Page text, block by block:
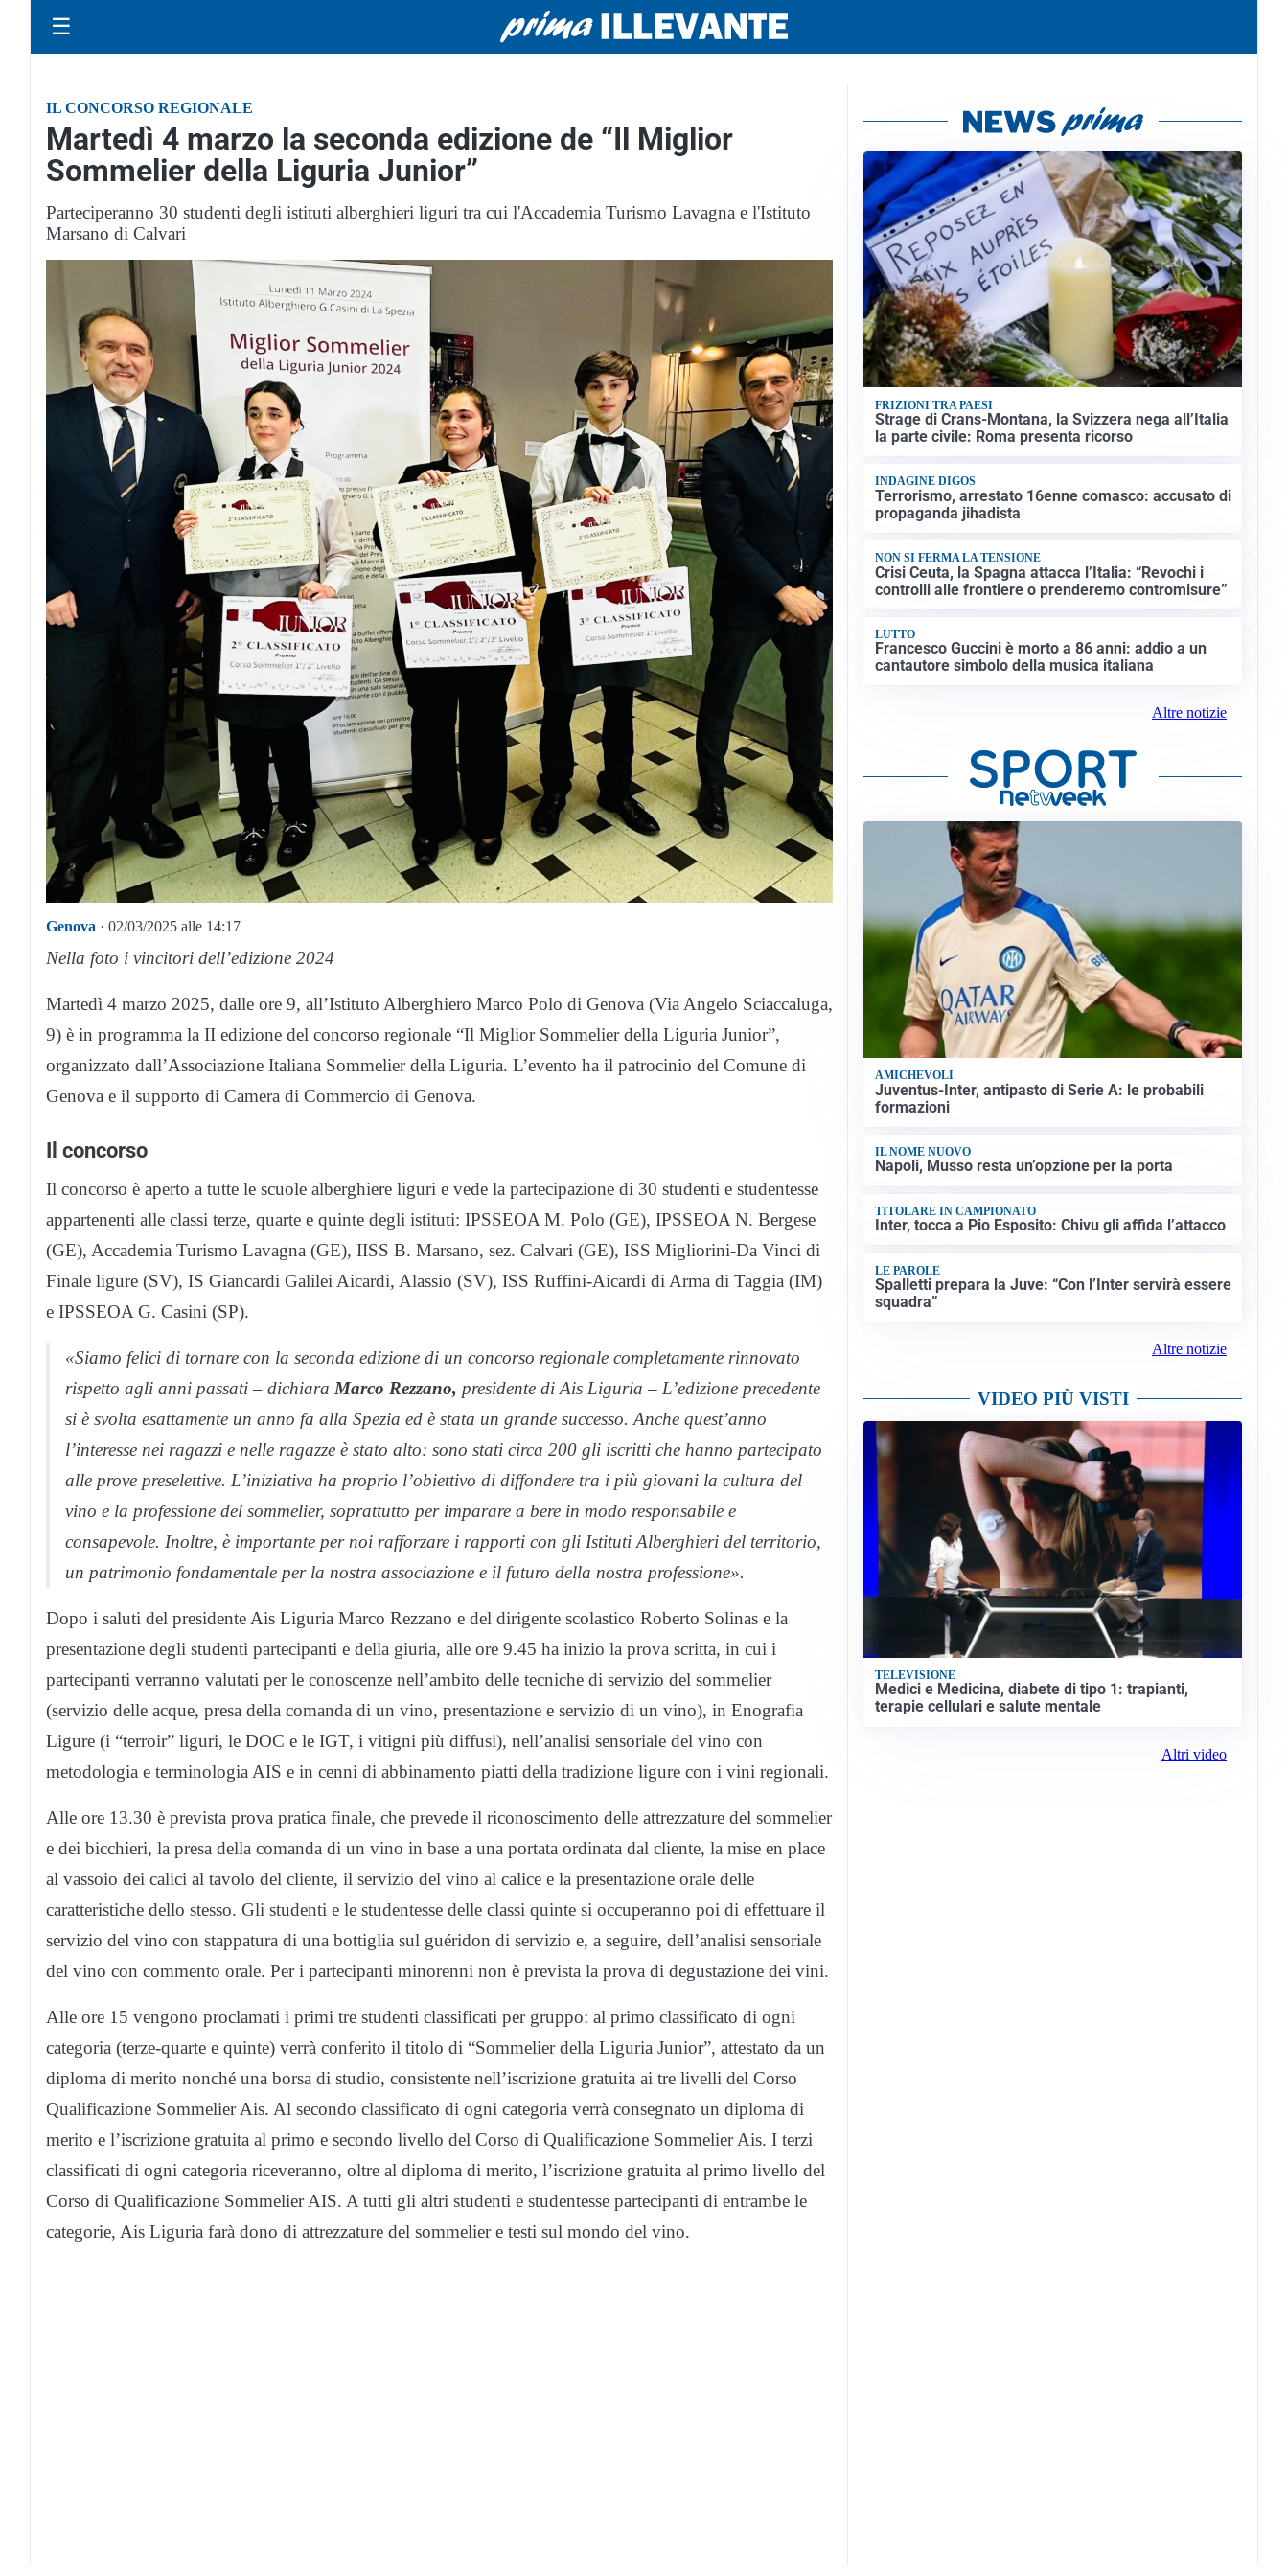
☰
IL CONCORSO REGIONALE
Martedì 4 marzo la seconda edizione de “Il Miglior
Sommelier della Liguria Junior”
Parteciperanno 30 studenti degli istituti alberghieri liguri tra cui l'Accademia Turismo Lavagna e l'Istituto
Marsano di Calvari
Genova · 02/03/2025 alle 14:17
Nella foto i vincitori dell’edizione 2024
Martedì 4 marzo 2025, dalle ore 9, all’Istituto Alberghiero Marco Polo di Genova (Via Angelo Sciaccaluga,
9) è in programma la II edizione del concorso regionale “Il Miglior Sommelier della Liguria Junior”,
organizzato dall’Associazione Italiana Sommelier della Liguria. L’evento ha il patrocinio del Comune di
Genova e il supporto di Camera di Commercio di Genova.
Il concorso
Il concorso è aperto a tutte le scuole alberghiere liguri e vede la partecipazione di 30 studenti e studentesse
appartenenti alle classi terze, quarte e quinte degli istituti: IPSSEOA M. Polo (GE), IPSSEOA N. Bergese
(GE), Accademia Turismo Lavagna (GE), IISS B. Marsano, sez. Calvari (GE), ISS Migliorini-Da Vinci di
Finale ligure (SV), IS Giancardi Galilei Aicardi, Alassio (SV), ISS Ruffini-Aicardi di Arma di Taggia (IM)
e IPSSEOA G. Casini (SP).
«Siamo felici di tornare con la seconda edizione di un concorso regionale completamente rinnovato
rispetto agli anni passati – dichiara Marco Rezzano, presidente di Ais Liguria – L’edizione precedente
si è svolta esattamente un anno fa alla Spezia ed è stata un grande successo. Anche quest’anno
l’interesse nei ragazzi e nelle ragazze è stato alto: sono stati circa 200 gli iscritti che hanno partecipato
alle prove preselettive. L’iniziativa ha proprio l’obiettivo di diffondere tra i più giovani la cultura del
vino e la professione del sommelier, soprattutto per imparare a bere in modo responsabile e
consapevole. Inoltre, è importante per noi rafforzare i rapporti con gli Istituti Alberghieri del territorio,
un patrimonio fondamentale per la nostra associazione e il futuro della nostra professione».
Dopo i saluti del presidente Ais Liguria Marco Rezzano e del dirigente scolastico Roberto Solinas e la
presentazione degli studenti partecipanti e della giuria, alle ore 9.45 ha inizio la prova scritta, in cui i
partecipanti verranno valutati per le conoscenze nell’ambito delle tecniche di servizio del sommelier
(servizio delle acque, presa della comanda di un vino, presentazione e servizio di un vino), in Enografia
Ligure (i “terroir” liguri, le DOC e le IGT, i vitigni più diffusi), nell’analisi sensoriale del vino con
metodologia e terminologia AIS e in cenni di abbinamento piatti della tradizione ligure con i vini regionali.
Alle ore 13.30 è prevista prova pratica finale, che prevede il riconoscimento delle attrezzature del sommelier
e dei bicchieri, la presa della comanda di un vino in base a una portata ordinata dal cliente, la mise en place
al vassoio dei calici al tavolo del cliente, il servizio del vino al calice e la presentazione orale delle
caratteristiche dello stesso. Gli studenti e le studentesse delle classi quinte si occuperanno poi di effettuare il
servizio del vino con stappatura di una bottiglia sul guéridon di servizio e, a seguire, dell’analisi sensoriale
del vino con commento orale. Per i partecipanti minorenni non è prevista la prova di degustazione dei vini.
Alle ore 15 vengono proclamati i primi tre studenti classificati per gruppo: al primo classificato di ogni
categoria (terze-quarte e quinte) verrà conferito il titolo di “Sommelier della Liguria Junior”, attestato da un
diploma di merito nonché una borsa di studio, consistente nell’iscrizione gratuita ai tre livelli del Corso
Qualificazione Sommelier Ais. Al secondo classificato di ogni categoria verrà consegnato un diploma di
merito e l’iscrizione gratuita al primo e secondo livello del Corso di Qualificazione Sommelier Ais. I terzi
classificati di ogni categoria riceveranno, oltre al diploma di merito, l’iscrizione gratuita al primo livello del
Corso di Qualificazione Sommelier AIS. A tutti gli altri studenti e studentesse partecipanti di entrambe le
categorie, Ais Liguria farà dono di attrezzature del sommelier e testi sul mondo del vino.
FRIZIONI TRA PAESI
Strage di Crans-Montana, la Svizzera nega all’Italia
la parte civile: Roma presenta ricorso
INDAGINE DIGOS
Terrorismo, arrestato 16enne comasco: accusato di
propaganda jihadista
NON SI FERMA LA TENSIONE
Crisi Ceuta, la Spagna attacca l’Italia: “Revochi i
controlli alle frontiere o prenderemo contromisure”
LUTTO
Francesco Guccini è morto a 86 anni: addio a un
cantautore simbolo della musica italiana
Altre notizie
AMICHEVOLI
Juventus-Inter, antipasto di Serie A: le probabili
formazioni
IL NOME NUOVO
Napoli, Musso resta un’opzione per la porta
TITOLARE IN CAMPIONATO
Inter, tocca a Pio Esposito: Chivu gli affida l’attacco
LE PAROLE
Spalletti prepara la Juve: “Con l’Inter servirà essere
squadra”
Altre notizie
VIDEO PIÙ VISTI
TELEVISIONE
Medici e Medicina, diabete di tipo 1: trapianti,
terapie cellulari e salute mentale
Altri video